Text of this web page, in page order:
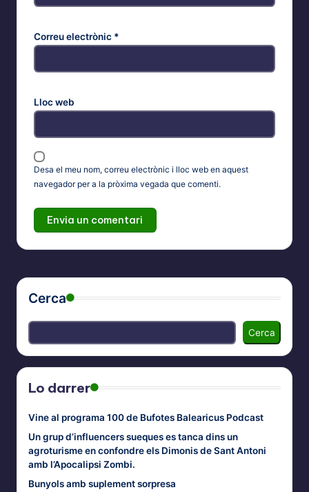
Correu electrònic *
Lloc web
Desa el meu nom, correu electrònic i lloc web en aquest
navegador per a la pròxima vegada que comenti.
Cerca
Cerca
Lo darrer
Vine al programa 100 de Bufotes Balearicus Podcast
Un grup d’influencers sueques es tanca dins un
agroturisme en confondre els Dimonis de Sant Antoni
amb l’Apocalipsi Zombi.
Bunyols amb suplement sorpresa